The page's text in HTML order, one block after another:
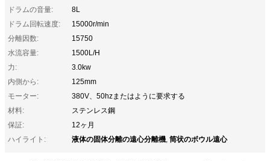
ドラムの音量:
8L
ドラム回転速度:
15000r/min
分離因数:
15750
水流容量:
1500L/H
力:
3.0kw
内側から:
125mm
モーター:
380V、50hzまたはように要求する
材料:
ステンレス鋼
保証:
12ヶ月
ハイライト:
液体の固体分離の遠心分離機, 筒状のボウル遠心